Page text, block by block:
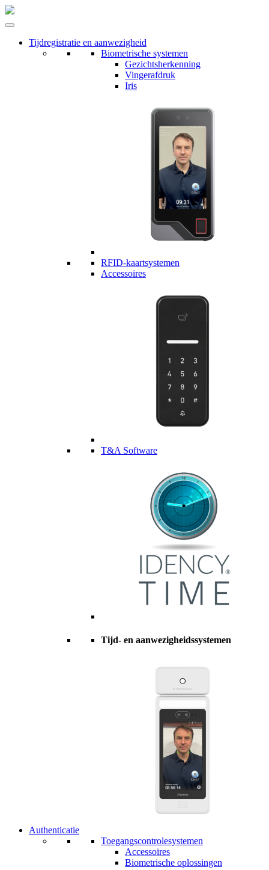
Tijdregistratie en aanwezigheid
Biometrische systemen
Gezichtsherkenning
Vingerafdruk
Iris
RFID-kaartsystemen
Accessoires
T&A Software
Tijd- en aanwezigheidssystemen
Authenticatie
Toegangscontrolesystemen
Accessoires
Biometrische oplossingen